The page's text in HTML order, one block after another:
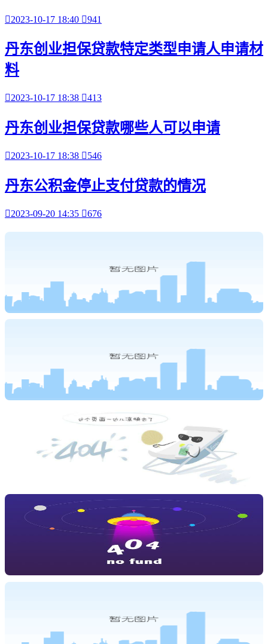
2023-10-17 18:40 941
丹东创业担保贷款特定类型申请人申请材
料
2023-10-17 18:38 413
丹东创业担保贷款哪些人可以申请
2023-10-17 18:38 546
丹东公积金停止支付贷款的情况
2023-09-20 14:35 676